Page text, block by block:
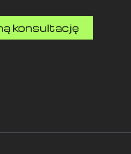
konsultację